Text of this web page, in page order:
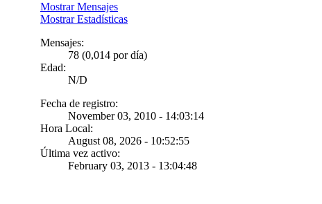
Mostrar Mensajes
Mostrar Estadísticas
Mensajes:
78 (0,014 por día)
Edad:
N/D
Fecha de registro:
November 03, 2010 - 14:03:14
Hora Local:
August 08, 2026 - 10:52:55
Última vez activo:
February 03, 2013 - 13:04:48